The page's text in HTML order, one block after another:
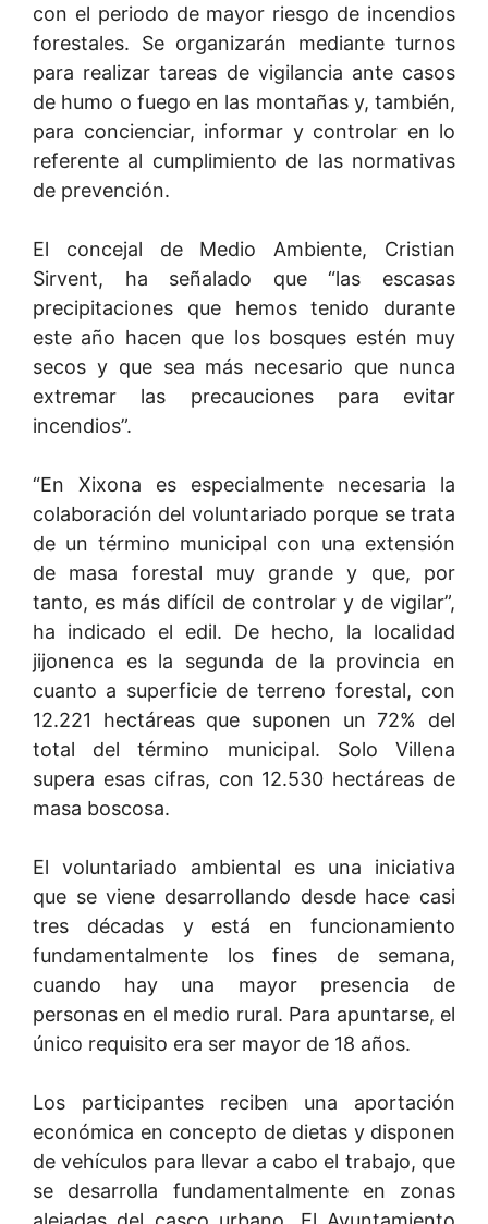
con el periodo de mayor riesgo de incendios
forestales. Se organizarán mediante turnos
para realizar tareas de vigilancia ante casos
de humo o fuego en las montañas y, también,
para concienciar, informar y controlar en lo
referente al cumplimiento de las normativas
de prevención.
El concejal de Medio Ambiente, Cristian
Sirvent, ha señalado que “las escasas
precipitaciones que hemos tenido durante
este año hacen que los bosques estén muy
secos y que sea más necesario que nunca
extremar las precauciones para evitar
incendios”.
“En Xixona es especialmente necesaria la
colaboración del voluntariado porque se trata
de un término municipal con una extensión
de masa forestal muy grande y que, por
tanto, es más difícil de controlar y de vigilar”,
ha indicado el edil. De hecho, la localidad
jijonenca es la segunda de la provincia en
cuanto a superficie de terreno forestal, con
12.221 hectáreas que suponen un 72% del
total del término municipal. Solo Villena
supera esas cifras, con 12.530 hectáreas de
masa boscosa.
El voluntariado ambiental es una iniciativa
que se viene desarrollando desde hace casi
tres décadas y está en funcionamiento
fundamentalmente los fines de semana,
cuando hay una mayor presencia de
personas en el medio rural. Para apuntarse, el
único requisito era ser mayor de 18 años.
Los participantes reciben una aportación
económica en concepto de dietas y disponen
de vehículos para llevar a cabo el trabajo, que
se desarrolla fundamentalmente en zonas